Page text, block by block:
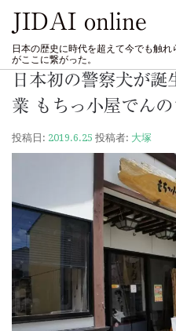
JIDAI online
日本の歴史に時代を超えて今でも触
がここに繋がった。
日本初の警察犬が誕
業 もちっ小屋でん
投稿日: 2019.6.25 投稿者: 大塚